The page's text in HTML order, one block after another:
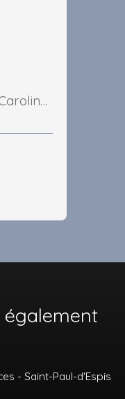
Jerome COUZY et Caroline MARCHIOL
également